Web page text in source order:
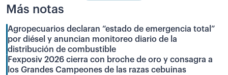
Más notas
Agropecuarios declaran “estado de emergencia total”
por diésel y anuncian monitoreo diario de la
distribución de combustible
Fexposiv 2026 cierra con broche de oro y consagra a
los Grandes Campeones de las razas cebuinas